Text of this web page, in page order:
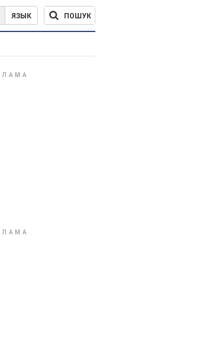
ЯЗЫК ПОШУК